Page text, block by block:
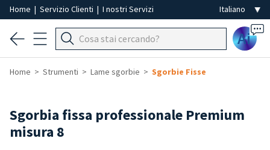
Home | Servizio Clienti | I nostri Servizi
Ai
Home Strumenti Lame sgorbie Sgorbie Fisse
Sgorbia fissa professionale Premium
misura 8